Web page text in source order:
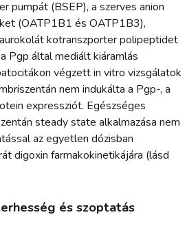
pumpát (BSEP), a szerves anion
(OATP1B1 és OATP1B3),
kotranszporter polipeptidet
Pgp által mediált kiáramlás
végzett in vitro vizsgálatok
nem indukálta a Pgp-, a
expressziót. Egészséges
steady state alkalmazása nem
az egyetlen dózisban
digoxin farmakokinetikájára (lásd
és szoptatás